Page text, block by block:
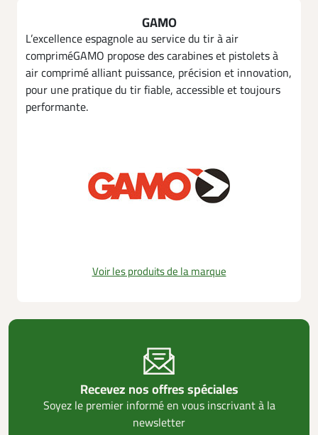
GAMO
L’excellence espagnole au service du tir à air
compriméGAMO propose des carabines et pistolets à
air comprimé alliant puissance, précision et innovation,
pour une pratique du tir fiable, accessible et toujours
performante.
Voir les produits de la marque
Recevez nos offres spéciales
Soyez le premier informé en vous inscrivant à la
newsletter